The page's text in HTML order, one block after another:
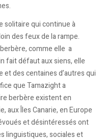
solitaire qui continue à
des feux de la rampe.
comme elle a
fait défaut aux siens, elle
et des centaines d’autres qui
que Tamazight a
berbère existent en
aux Îles Canarie, en Europe
et désintéressés ont
linguistiques, sociales et